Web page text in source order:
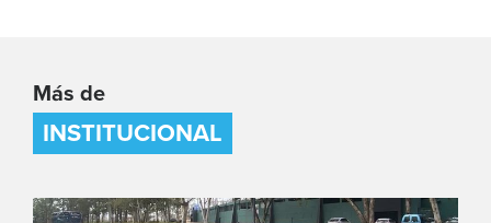
Más de
INSTITUCIONAL